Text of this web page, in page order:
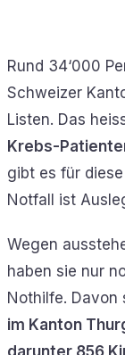
Rund 34‘000
Schweizer
Listen. Das
Krebs-
gibt es für
Notfall ist
Wegen
haben sie nur
Nothilfe. Davon
im Kanton
darunter 856